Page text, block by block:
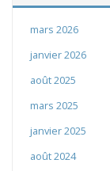
mars 2026
janvier 2026
août 2025
mars 2025
janvier 2025
août 2024